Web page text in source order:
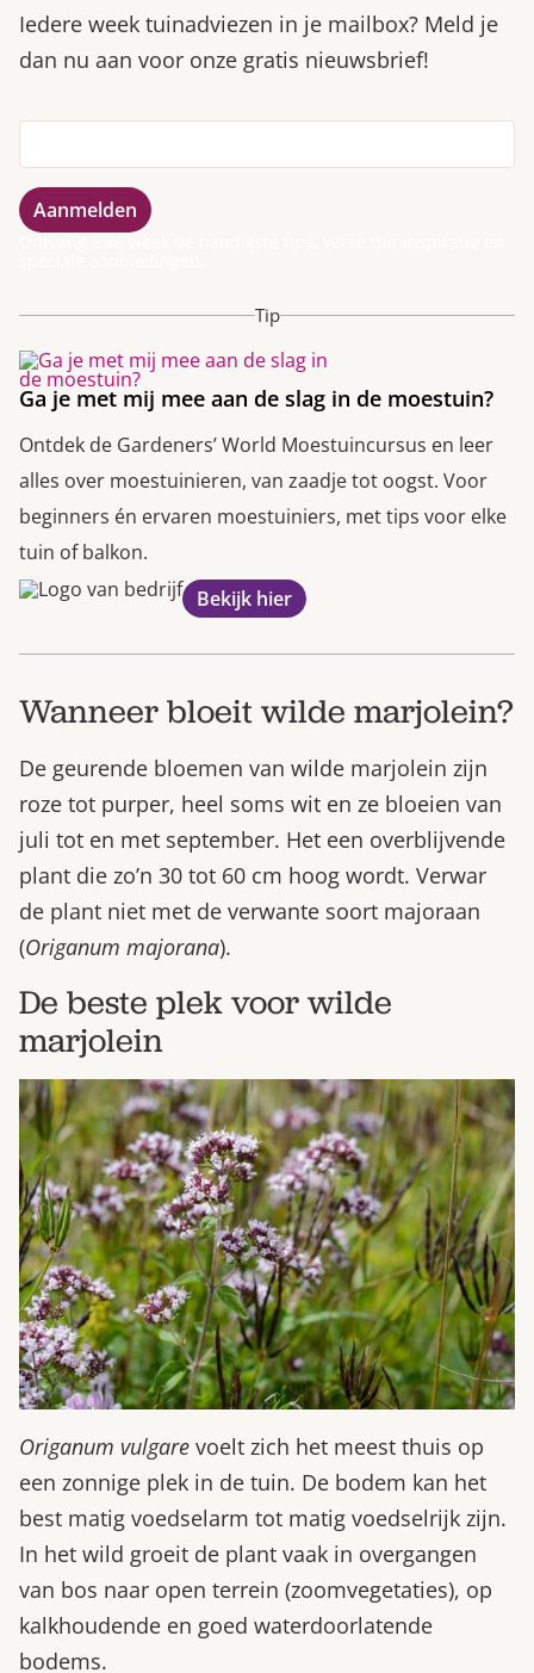
Iedere week tuinadviezen in je mailbox? Meld je
dan nu aan voor onze gratis nieuwsbrief!
Tip
Ga je met mij mee aan de slag in de moestuin?
Ontdek de Gardeners’ World Moestuincursus en leer
alles over moestuinieren, van zaadje tot oogst. Voor
beginners én ervaren moestuiniers, met tips voor elke
tuin of balkon.
Bekijk hier
Wanneer bloeit wilde marjolein?
De geurende bloemen van wilde marjolein zijn
roze tot purper, heel soms wit en ze bloeien van
juli tot en met september. Het een overblijvende
plant die zo’n 30 tot 60 cm hoog wordt. Verwar
de plant niet met de verwante soort majoraan
(Origanum majorana).
De beste plek voor wilde
marjolein
Origanum vulgare voelt zich het meest thuis op
een zonnige plek in de tuin. De bodem kan het
best matig voedselarm tot matig voedselrijk zijn.
In het wild groeit de plant vaak in overgangen
van bos naar open terrein (zoomvegetaties), op
kalkhoudende en goed waterdoorlatende
bodems.